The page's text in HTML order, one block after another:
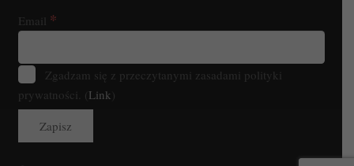
Email *
Zgadzam się z przeczytanymi zasadami polityki
prywatności. ( Link )